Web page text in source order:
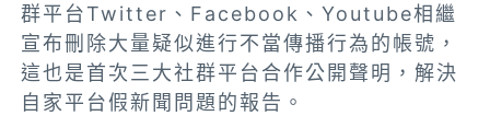
群平台Twitter、Facebook、Youtube相繼
宣布刪除大量疑似進行不當傳播行為的帳號，
這也是首次三大社群平台合作公開聲明，解決
自家平台假新聞問題的報告。